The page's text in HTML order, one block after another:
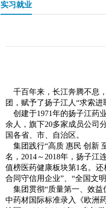
实习就业
千百年来，长江奔腾不息
团，赋予了扬子江人“求索进
创建于1971年的扬子江药
余人，旗下20多家成员公司
国各省、市、自治区。
集团践行“高质 惠民 创新
名， 2014～ 2018年，扬子江
值榜医药健康板块第1名。还
合同守信用企业”、“全国文
集团贯彻“质量第一、效益
中药材国际标准录入《欧洲